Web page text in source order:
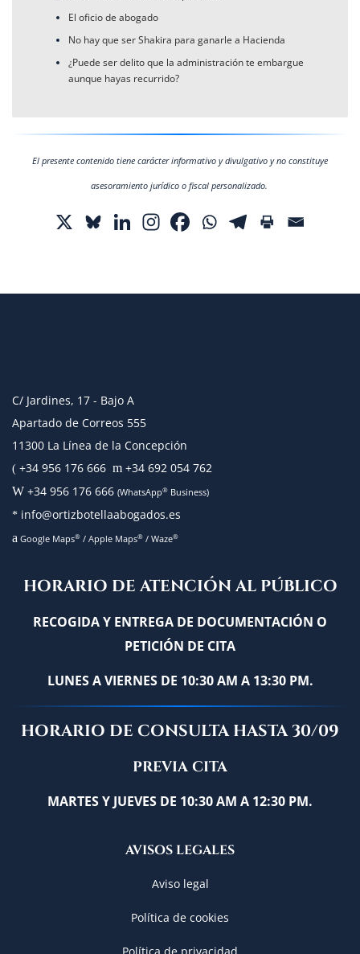
El oficio de abogado
No hay que ser Shakira para ganarle a Hacienda
¿Puede ser delito que la administración te embargue
aunque hayas recurrido?
El presente contenido tiene carácter informativo y divulgativo y no constituye
asesoramiento jurídico o fiscal personalizado.
C/ Jardines, 17 - Bajo A
Apartado de Correos 555
11300 La Línea de la Concepción
( +34 956 176 666 m +34 692 054 762
W +34 956 176 666 (WhatsApp® Business)
* info@ortizbotellaabogados.es
a Google Maps® / Apple Maps® / Waze®
HORARIO DE ATENCIÓN AL PÚBLICO
RECOGIDA Y ENTREGA DE DOCUMENTACIÓN O
PETICIÓN DE CITA
LUNES A VIERNES DE 10:30 AM A 13:30 PM.
HORARIO DE CONSULTA HASTA 30/09
PREVIA CITA
MARTES Y JUEVES DE 10:30 AM A 12:30 PM.
AVISOS LEGALES
Aviso legal
Política de cookies